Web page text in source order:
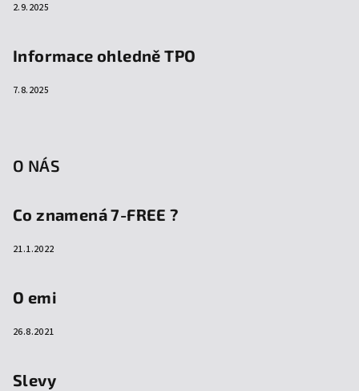
2.9.2025
Informace ohledně TPO
7.8.2025
O NÁS
Co znamená 7-FREE ?
21.1.2022
O emi
26.8.2021
Slevy